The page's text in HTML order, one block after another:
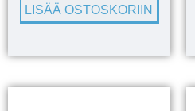
LISÄÄ OSTOSKORIIN